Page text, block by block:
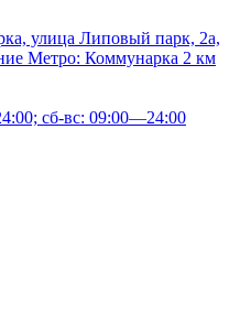
улица Липовый парк, 2а,
Метро: Коммунарка 2 км
сб-вс: 09:00—24:00